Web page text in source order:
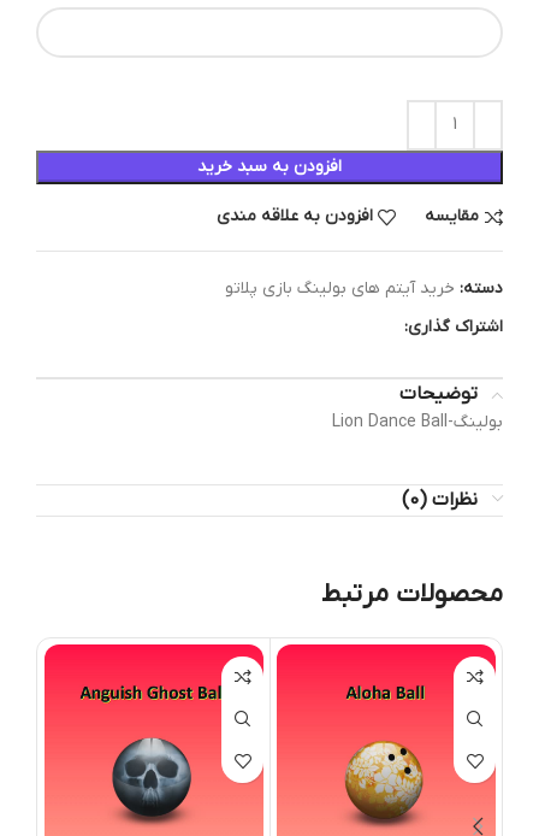
افزودن به سبد خرید
مقایسه افزودن به علاقه مندی
دسته: خرید آیتم های بولینگ بازی پلاتو
اشتراک گذاری:
توضیحات
بولینگ-Lion Dance Ball
نظرات (0)
محصولات مرتبط